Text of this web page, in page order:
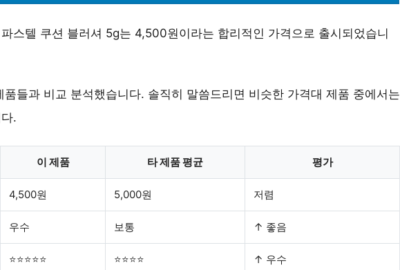
스텔 쿠션 블러셔 5g는 4,500원이라는 합리적인 가격으로 출시되었습니
품들과 비교 분석했습니다. 솔직히 말씀드리면 비슷한 가격대 제품 중에서는
.
이 제품 타 제품 평균 평가
4,500원 5,000원 저렴
우수 보통 ↑ 좋음
⭐⭐⭐⭐⭐ ⭐⭐⭐⭐ ↑ 우수